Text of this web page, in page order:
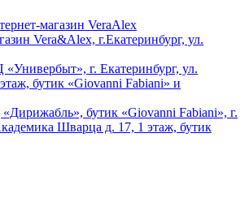
магазин VeraAlex
Vera&Alex, г.Екатеринбург, ул.
«Универбыт», г. Екатеринбург, ул.
бутик «Giovanni Fabiani» и
бутик «Giovanni Fabiani», г.
Шварца д. 17, 1 этаж, бутик